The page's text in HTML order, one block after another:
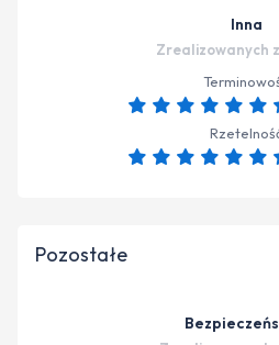
Inna
Zrealizowanych
Pozostałe